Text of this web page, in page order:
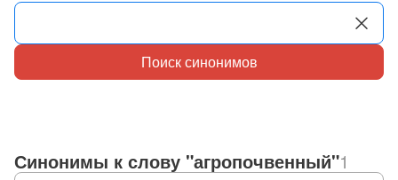
Поиск синонимов
Синонимы к слову "агропочвенный"1